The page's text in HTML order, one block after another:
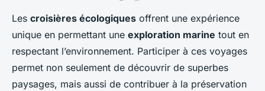
Les croisières écologiques offrent une expérience
unique en permettant une exploration marine tout en
respectant l’environnement. Participer à ces voyages
permet non seulement de découvrir de superbes
paysages, mais aussi de contribuer à la préservation